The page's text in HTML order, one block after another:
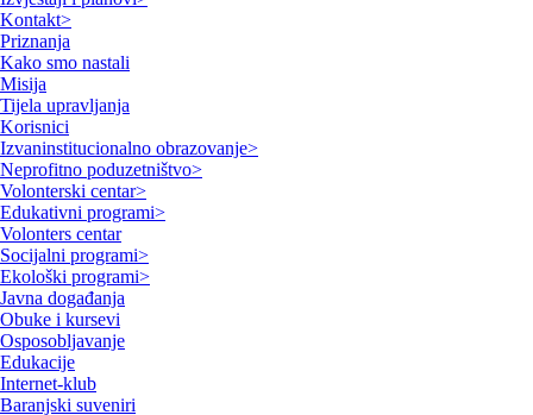
Kontakt>
Priznanja
Kako smo nastali
Misija
Tijela upravljanja
Korisnici
Izvaninstitucionalno obrazovanje>
Neprofitno poduzetništvo>
Volonterski centar>
Edukativni programi>
Volonters centar
Socijalni programi>
Ekološki programi>
Javna događanja
Obuke i kursevi
Osposobljavanje
Edukacije
Internet-klub
Baranjski suveniri